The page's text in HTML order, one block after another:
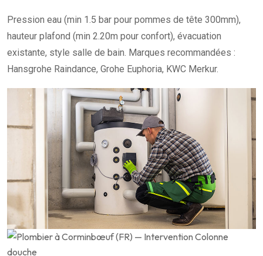
Pression eau (min 1.5 bar pour pommes de tête 300mm),
hauteur plafond (min 2.20m pour confort), évacuation
existante, style salle de bain. Marques recommandées :
Hansgrohe Raindance, Grohe Euphoria, KWC Merkur.